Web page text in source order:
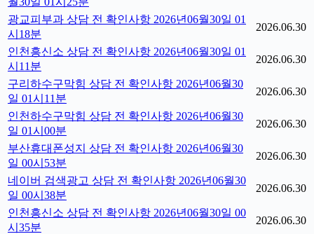
광교피부과 상담 전 확인사항 2026년06월30일 01
시18분
2026.06.30
인천흥신소 상담 전 확인사항 2026년06월30일 01
시11분
2026.06.30
구리하수구막힘 상담 전 확인사항 2026년06월30
일 01시11분
2026.06.30
인천하수구막힘 상담 전 확인사항 2026년06월30
일 01시00분
2026.06.30
부산휴대폰성지 상담 전 확인사항 2026년06월30
일 00시53분
2026.06.30
네이버 검색광고 상담 전 확인사항 2026년06월30
일 00시38분
2026.06.30
인천흥신소 상담 전 확인사항 2026년06월30일 00
시35분
2026.06.30